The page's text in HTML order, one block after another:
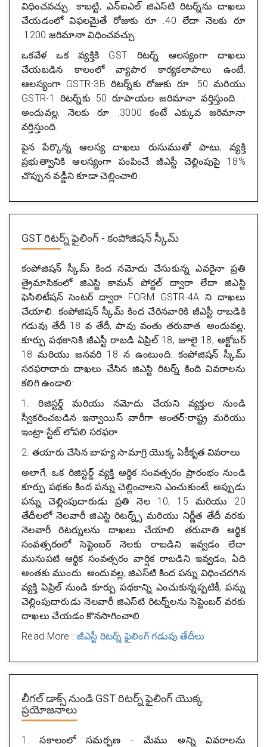
విధించవచ్చు. కాబట్టి, ఎన్‌ఐఎల్ జిఎస్‌టి రిటర్న్‌ను దాఖలు
చేయడంలో విఫలమైతే రోజుకు రూ .40 లేదా నెలకు రూ
.1200 జరిమానా విధించవచ్చు.
ఒకవేళ ఒక వ్యక్తికి GST రిటర్న్ ఆలస్యంగా దాఖలు
చేయబడిన కాలంలో వ్యాపార కార్యకలాపాలు ఉంటే,
ఆలస్యంగా GSTR-3B రిటర్న్‌కు రోజుకు రూ .50 మరియు
GSTR-1 రిటర్న్‌కు 50 రూపాయల జరిమానా వర్తిస్తుంది. .
అందువల్ల, నెలకు రూ .3000 కంటే ఎక్కువ జరిమానా
వర్తిస్తుంది.
పైన పేర్కొన్న ఆలస్య దాఖలు రుసుముతో పాటు, వ్యక్తి
ప్రభుత్వానికి ఆలస్యంగా పంపించే జీఎస్టీ చెల్లింపుపై 18%
చొప్పున వడ్డీని కూడా చెల్లించాలి.
GST రిటర్న్ ఫైలింగ్ - కంపోజిషన్ స్కీమ్
కంపోజిషన్ స్కీమ్ కింద నమోదు చేసుకున్న ఎవరైనా ప్రతి
త్రైమాసికంలో జిఎస్టి కామన్ పోర్టల్ ద్వారా లేదా జిఎస్టి
ఫెసిలిటేషన్ సెంటర్ ద్వారా FORM GSTR-4A ని దాఖలు
చేయాలి. కంపోజిషన్ స్కీమ్ కింద చేరినవారికి జీఎస్టీ రాబడికి
గడువు తేదీ 18 వ తేదీ, పావు వంతు తరువాత. అందువల్ల,
కూర్పు పథకానికి జీఎస్టీ రాబడి ఏప్రిల్ 18, జూలై 18, అక్టోబర్
18 మరియు జనవరి 18 న ఉంటుంది. కంపోజిషన్ స్కీమ్
సరఫరాదారు దాఖలు చేసిన జిఎస్టి రిటర్న్ కింది వివరాలను
కలిగి ఉండాలి:
1. రిజిస్టర్డ్ మరియు నమోదు చేయని వ్యక్తుల నుండి
స్వీకరించబడిన ఇన్వాయిస్ వారీగా అంతర్-రాష్ట్ర మరియు
ఇంట్రా-స్టేట్ లోపలి సరఫరా
2. తయారు చేసిన బాహ్య సామాగ్రి యొక్క ఏకీకృత వివరాలు
అలాగే, ఒక రిజిస్టర్డ్ వ్యక్తి ఆర్థిక సంవత్సరం ప్రారంభం నుండి
కూర్పు పథకం కింద పన్ను చెల్లించాలని ఎంచుకుంటే, అప్పుడు
పన్ను చెల్లింపుదారుడు ప్రతి నెల 10, 15 మరియు 20
తేదీలలో నెలవారీ జిఎస్టి రిటర్న్స్ మరియు నిర్ణీత తేదీ వరకు
నెలవారీ రిటర్నులను దాఖలు చేయాలి. తరువాతి ఆర్థిక
సంవత్సరంలో సెప్టెంబర్ నెలకు రాబడిని ఇవ్వడం లేదా
మునుపటి ఆర్థిక సంవత్సరం వార్షిక రాబడిని ఇవ్వడం, ఏది
అంతకు ముందు. అందువల్ల, జిఎస్‌టి కింద పన్ను విధించదగిన
వ్యక్తి ఏప్రిల్ నుండి కూర్పు పథకాన్ని ఎంచుకున్నప్పటికీ, పన్ను
చెల్లింపుదారుడు నెలవారీ జిఎస్‌టి రిటర్న్‌లను సెప్టెంబర్ వరకు
దాఖలు చేయడం కొనసాగించాలి.
Read More : జీఎస్టీ రిటర్న్ ఫైలింగ్ గడువు తేదీలు
లీగల్ డాక్స్ నుండి GST రిటర్న్ ఫైలింగ్ యొక్క
ప్రయోజనాలు
1.సకాలంలో సమర్పణ - మేము అన్ని వివరాలను